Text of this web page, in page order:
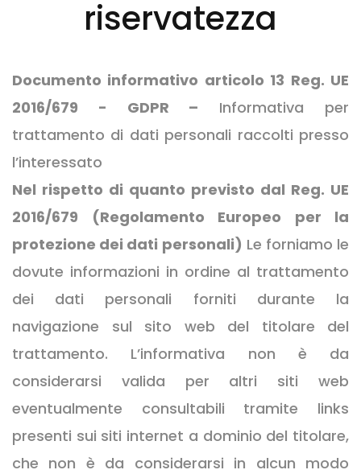
riservatezza
Documento informativo articolo 13 Reg. UE
2016/679 - GDPR – Informativa per
trattamento di dati personali raccolti presso
l’interessato
Nel rispetto di quanto previsto dal Reg. UE
2016/679 (Regolamento Europeo per la
protezione dei dati personali) Le forniamo le
dovute informazioni in ordine al trattamento
dei dati personali forniti durante la
navigazione sul sito web del titolare del
trattamento. L’informativa non è da
considerarsi valida per altri siti web
eventualmente consultabili tramite links
presenti sui siti internet a dominio del titolare,
che non è da considerarsi in alcun modo